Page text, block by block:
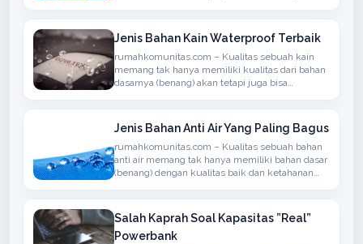
ditambahkan hoodie
Jenis Bahan Kain Waterproof Terbaik
rumahkomunitas.com – Kualitas sebuah kain
memang tak hanya memiliki kualitas dari bahan
dasarnya (benang) akan tetapi juga bisa
untuk berdasarkan Jaket, Mantel atau
Jenis Bahan Anti Air Yang Paling Bagus
rumahkomunitas.com – Kualitas sebuah bahan
anti air memang tak hanya memiliki bahan dasar
(benang) dengan kualitas baik dan ketahanan
Salah Kaprah Soal Kapasitas ”Real”
Powerbank